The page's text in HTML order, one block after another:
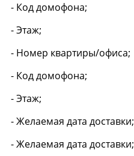
- Код домофона;
- Этаж;
- Номер квартиры/офиса;
- Код домофона;
- Этаж;
- Желаемая дата доставки;
- Желаемая дата доставки;